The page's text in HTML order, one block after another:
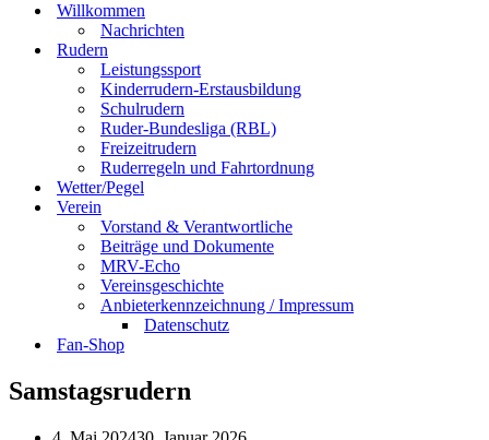
Willkommen
Nachrichten
Rudern
Leistungssport
Kinderrudern-Erstausbildung
Schulrudern
Ruder-Bundesliga (RBL)
Freizeitrudern
Ruderregeln und Fahrtordnung
Wetter/Pegel
Verein
Vorstand & Verantwortliche
Beiträge und Dokumente
MRV-Echo
Vereinsgeschichte
Anbieterkennzeichnung / Impressum
Datenschutz
Fan-Shop
Samstagsrudern